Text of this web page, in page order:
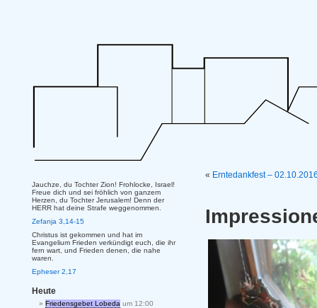
« Erntedankfest –
Jauchze, du Tochter Zion! Frohlocke, Israel!
Freue dich und sei fröhlich von ganzem
Herzen, du Tochter Jerusalem! Denn der
HERR hat deine Strafe weggenommen.
Zefanja 3,14-15
Christus ist gekommen und hat im
Evangelium Frieden verkündigt euch, die ihr
fern wart, und Frieden denen, die nahe
waren.
Epheser 2,17
Heute
Friedensgebet Lobeda um 12:00